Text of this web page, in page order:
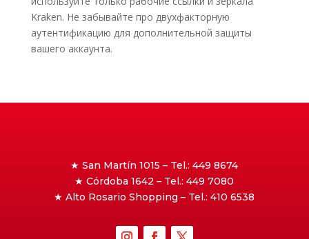
Kraken. Не забывайте про двухфакторную
аутентификацию для дополнительной защиты
вашего аккаунта.
★ San Martín 1015 – Tel.: 449 8674
★ Córdoba 1642 – Tel.: 449 7080
★ Alto Rosario Shopping – Tel.: 410 6538